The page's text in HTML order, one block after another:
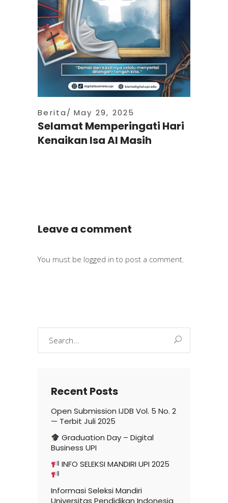
Berita May 29, 2025
Selamat Memperingati Hari
Kenaikan Isa Al Masih
Leave a comment
You must be logged in to post a comment.
Recent Posts
Open Submission IJDB Vol. 5 No. 2
— Terbit Juli 2025
Graduation Day – Digital
Business UPI
INFO SELEKSI MANDIRI UPI 2025
Informasi Seleksi Mandiri
Universitas Pendidikan Indonesia